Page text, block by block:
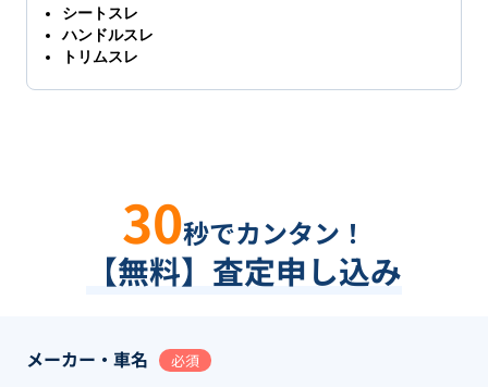
シートスレ
ハンドルスレ
トリムスレ
30秒でカンタン！
【無料】査定申し込み
メーカー・車名 必須